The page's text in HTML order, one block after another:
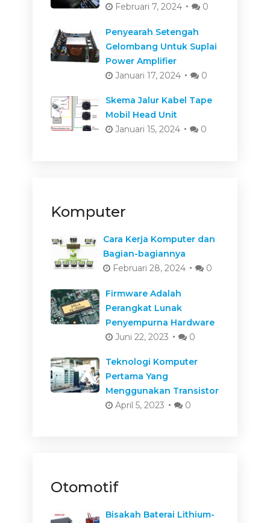
Februari 7, 2024
0
Penyearah Setengah
Gelombang Untuk Suplai
Power Amplifier
Januari 17, 2024
0
Skema Jalur Kabel Tape
Mobil Head Unit
Januari 15, 2024
0
Komputer
Cara Kerja Komputer dan
Bagian-bagiannya
Februari 28, 2024
0
Firmware Adalah
Perangkat Lunak
Penyempurna Hardware
Juni 22, 2023
0
Teknologi Komputer
Pertama Yang
Menggunakan Transistor
April 5, 2023
0
Otomotif
Bisakah Baterai Lithium-